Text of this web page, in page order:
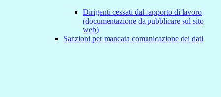
Dirigenti cessati dal rapporto di lavoro
(documentazione da pubblicare sul sito
web)
Sanzioni per mancata comunicazione dei dati